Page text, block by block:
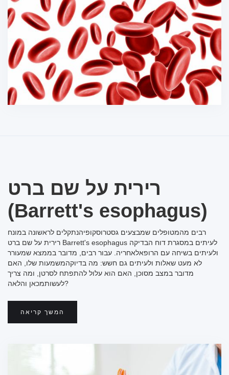
רירית על שם ברט
(Barrett's esophagus)
רבים מהמטופלים שמבצעים גסטרוסקופיהנתקלים לראשונה במונח
רירית על שם ברט Barrett's esophagus לעיתים במסגרת דוח הבדיקה
ולעיתים בשיחה עם הרופאלאחריה. עבור רבים, מדובר בממצא שמעורר
לא מעט שאלות ולעיתים גם חשש: מה בדיוקהמשמעות שלו, האם
מדובר במצב מסוכן, האם הוא עלול להתפתח לסרטן, ומה צריך
לעשותמכאן והלאה?
המשך קריאה